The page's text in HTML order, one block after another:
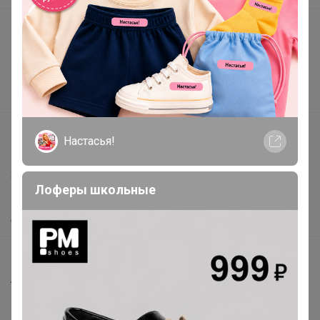
Подарочные сертификаты
Реклама на сайте
Поставщикам
Вакансии
support@24-ok.ru
Написать в поддержку
Защита покупателя
Помощь
О нас
Все предложения
Анонсы
Настасья!
Лоферы школьные